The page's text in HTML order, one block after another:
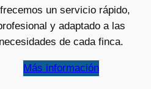
un servicio rápido,
y adaptado a las
necesidades de cada finca.
Más información